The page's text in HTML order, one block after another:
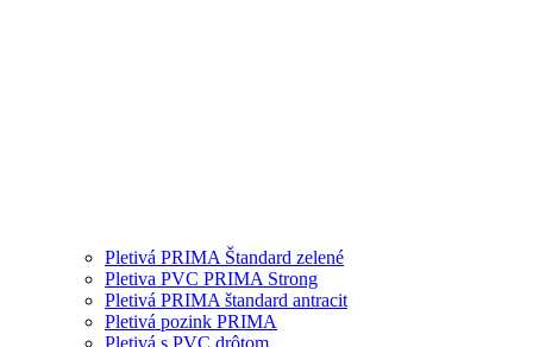
Pletivá PRIMA Štandard zelené
Pletiva PVC PRIMA Strong
Pletivá PRIMA štandard antracit
Pletivá pozink PRIMA
Pletivá s PVC drôtom